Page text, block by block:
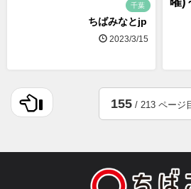
千葉
ちばみなとjp
2023/3/15
155/ 213 ページ